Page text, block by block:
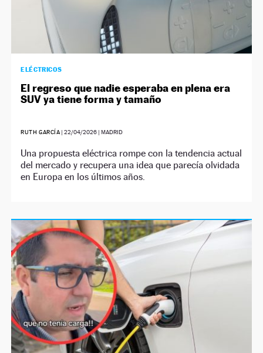
ELÉCTRICOS
El regreso que nadie esperaba en plena era
SUV ya tiene forma y tamaño
RUTH GARCÍA |22/04/2026 | MADRID
Una propuesta eléctrica rompe con la tendencia actual
del mercado y recupera una idea que parecía olvidada
en Europa en los últimos años.